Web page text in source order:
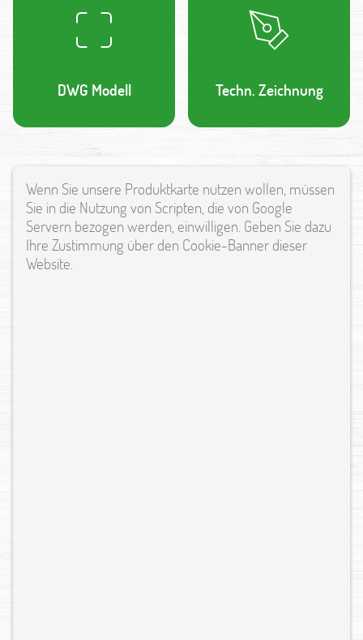
DWG Modell Techn. Zeichnung
Wenn Sie unsere Produktkarte nutzen wollen, müssen
Sie in die Nutzung von Scripten, die von Google
Servern bezogen werden, einwilligen. Geben Sie dazu
Ihre Zustimmung über den Cookie-Banner dieser
Website.